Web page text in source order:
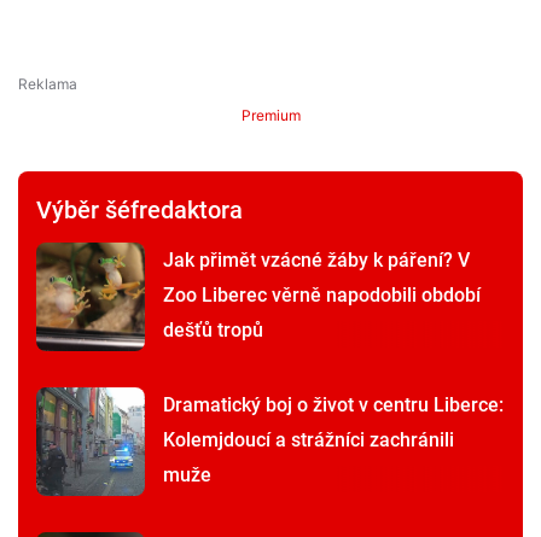
Premium
Výběr šéfredaktora
Jak přimět vzácné žáby k páření? V
Zoo Liberec věrně napodobili období
dešťů tropů
Dramatický boj o život v centru Liberce:
Kolemjdoucí a strážníci zachránili
muže